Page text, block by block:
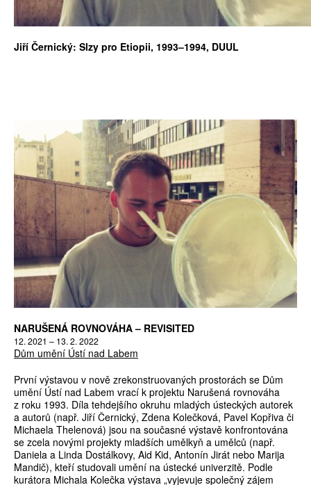
Jiří Černický: Slzy pro Etiopii, 1993–1994, DUUL
NARUŠENÁ ROVNOVÁHA – REVISITED
12. 2021 – 13. 2. 2022
Dům umění Ústí nad Labem
První výstavou v nově zrekonstruovaných prostorách se Dům
umění Ústí nad Labem vrací k projektu Narušená rovnováha
z roku 1993. Díla tehdejšího okruhu mladých ústeckých autorek
a autorů (např. Jiří Černický, Zdena Kolečková, Pavel Kopřiva či
Michaela Thelenová) jsou na současné výstavě konfrontována
se zcela novými projekty mladších umělkyň a umělců (např.
Daniela a Linda Dostálkovy, Aid Kid, Antonín Jirát nebo Marija
Mandič), kteří studovali umění na ústecké univerzitě. Podle
kurátora Michala Kolečka výstava „vyjevuje společný zájem